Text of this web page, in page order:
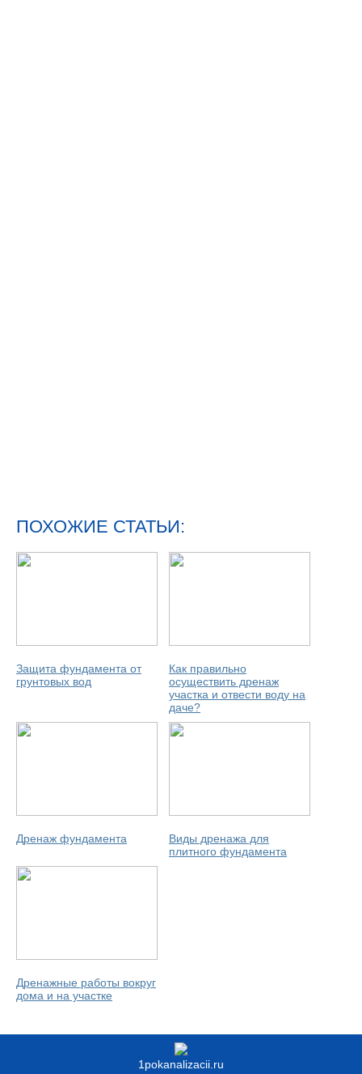
ПОХОЖИЕ СТАТЬИ:
Защита фундамента от
грунтовых вод
Как правильно
осуществить дренаж
участка и отвести воду на
даче?
Дренаж фундамента
Виды дренажа для
плитного фундамента
Дренажные работы вокруг
дома и на участке
1pokanalizacii.ru